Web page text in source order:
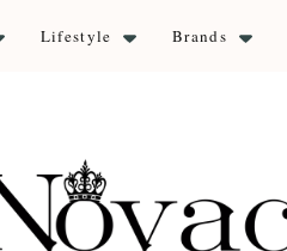
Lifestyle Brands